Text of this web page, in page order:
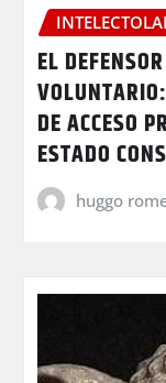
EL
DE ACCESO
ESTADO
huggo